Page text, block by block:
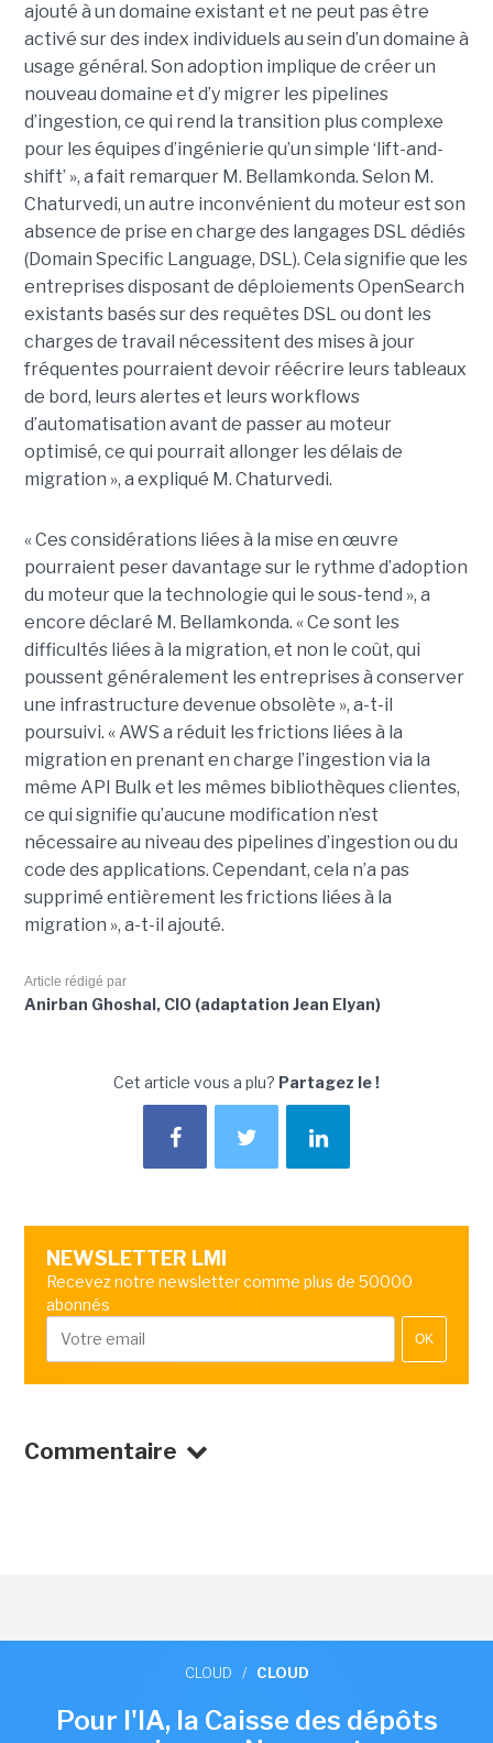
ajouté à un domaine existant et ne peut pas être
activé sur des index individuels au sein d’un domaine à
usage général. Son adoption implique de créer un
nouveau domaine et d’y migrer les pipelines
d’ingestion, ce qui rend la transition plus complexe
pour les équipes d’ingénierie qu’un simple ‘lift-and-
shift’ », a fait remarquer M. Bellamkonda. Selon M.
Chaturvedi, un autre inconvénient du moteur est son
absence de prise en charge des langages DSL dédiés
(Domain Specific Language, DSL). Cela signifie que les
entreprises disposant de déploiements OpenSearch
existants basés sur des requêtes DSL ou dont les
charges de travail nécessitent des mises à jour
fréquentes pourraient devoir réécrire leurs tableaux
de bord, leurs alertes et leurs workflows
d’automatisation avant de passer au moteur
optimisé, ce qui pourrait allonger les délais de
migration », a expliqué M. Chaturvedi.
« Ces considérations liées à la mise en œuvre
pourraient peser davantage sur le rythme d’adoption
du moteur que la technologie qui le sous-tend », a
encore déclaré M. Bellamkonda. « Ce sont les
difficultés liées à la migration, et non le coût, qui
poussent généralement les entreprises à conserver
une infrastructure devenue obsolète », a-t-il
poursuivi. « AWS a réduit les frictions liées à la
migration en prenant en charge l’ingestion via la
même API Bulk et les mêmes bibliothèques clientes,
ce qui signifie qu’aucune modification n’est
nécessaire au niveau des pipelines d’ingestion ou du
code des applications. Cependant, cela n’a pas
supprimé entièrement les frictions liées à la
migration », a-t-il ajouté.
Article rédigé par
Anirban Ghoshal, CIO (adaptation Jean Elyan)
Cet article vous a plu? Partagez le !
NEWSLETTER LMI
Recevez notre newsletter comme plus de 50000
abonnés
OK
Commentaire
CLOUD / CLOUD
Pour l'IA, la Caisse des dépôts